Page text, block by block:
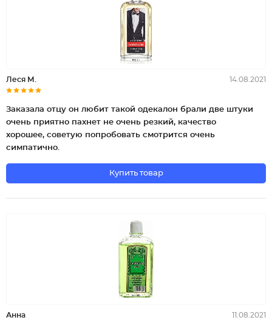
Леся М. 14.08.2021
Заказала отцу он любит такой одекалон брали две штуки
очень приятно пахнет не очень резкий, качество
хорошее, советую попробовать смотрится очень
симпатично.
Купить товар
Анна 11.08.2021